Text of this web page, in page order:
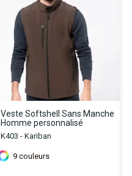
Veste Softshell Sans Manche
Homme personnalisé
K403 - Kariban
9 couleurs